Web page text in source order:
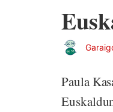
Paula